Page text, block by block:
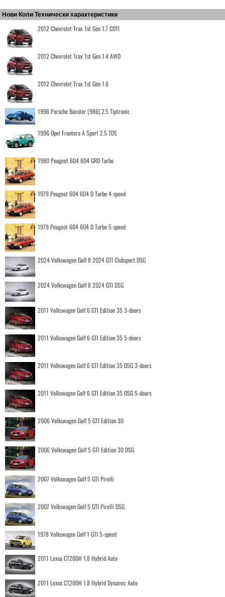
Нови Коли Технически характеристики
2012 Chevrolet Trax 1st Gen 1.7 CDTI
2012 Chevrolet Trax 1st Gen 1.4 AWD
2012 Chevrolet Trax 1st Gen 1.6
1996 Porsche Boxster (986) 2.5 Tiptronic
1996 Opel Frontera A Sport 2.5 TDS
1980 Peugeot 604 604 GRD Turbo
1979 Peugeot 604 604 D Turbo 4-speed
1979 Peugeot 604 604 D Turbo 5-speed
2024 Volkswagen Golf 8 2024 GTI Clubsport DSG
2024 Volkswagen Golf 8 2024 GTI DSG
2011 Volkswagen Golf 6 GTI Edition 35 3-doors
2011 Volkswagen Golf 6 GTI Edition 35 5-doors
2011 Volkswagen Golf 6 GTI Edition 35 DSG 3-doors
2011 Volkswagen Golf 6 GTI Edition 35 DSG 5-doors
2006 Volkswagen Golf 5 GTI Edition 30
2006 Volkswagen Golf 5 GTI Edition 30 DSG
2007 Volkswagen Golf 5 GTI Pirelli
2007 Volkswagen Golf 5 GTI Pirelli DSG
1978 Volkswagen Golf 1 GTI 5-speed
2011 Lexus CT200H 1.8 Hybrid Auto
2011 Lexus CT200H 1.8 Hybrid Dynamic Auto